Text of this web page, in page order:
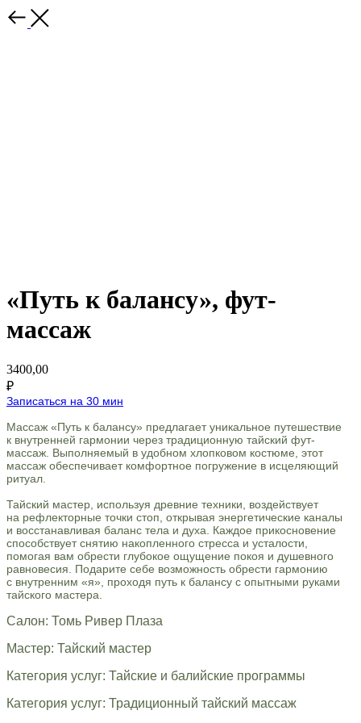
«Путь к балансу», фут-
массаж
3400,00
₽
Записаться на 30 мин
Массаж «Путь к балансу» предлагает уникальное путешествие
к внутренней гармонии через традиционную тайский фут-
массаж. Выполняемый в удобном хлопковом костюме, этот
массаж обеспечивает комфортное погружение в исцеляющий
ритуал.
Тайский мастер, используя древние техники, воздействует
на рефлекторные точки стоп, открывая энергетические каналы
и восстанавливая баланс тела и духа. Каждое прикосновение
способствует снятию накопленного стресса и усталости,
помогая вам обрести глубокое ощущение покоя и душевного
равновесия. Подарите себе возможность обрести гармонию
с внутренним «я», проходя путь к балансу с опытными руками
тайского мастера.
Салон: Томь Ривер Плаза
Мастер: Тайский мастер
Категория услуг: Тайские и балийские программы
Категория услуг: Традиционный тайский массаж